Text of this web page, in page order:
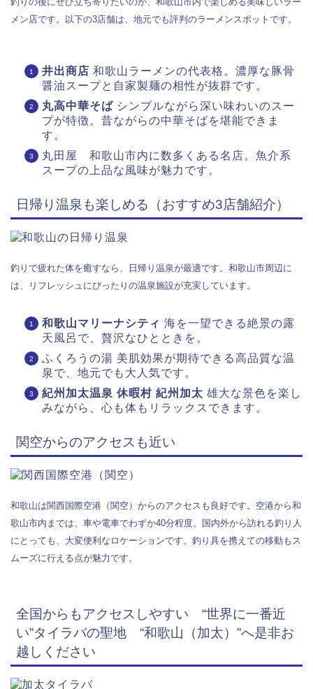
メン店です。以下の3店舗は、地元でも評判のラーメンスポットです。
井出商店 和歌山ラーメンの代表格。濃厚な豚骨
醤油スープと自家製麺の相性が抜群です。
丸高中華そば シンプルながら深い味わいのスー
プが特徴。昔ながらの中華そばを堪能できま
す。
丸田屋 和歌山市内に数多くある名店。魚介系
スープの上品な風味が魅力です。
日帰り温泉も楽しめる（おすすめ3店舗紹介）
釣りで疲れた体を癒すなら、日帰り温泉が最適です。和歌山市周辺に
は、リフレッシュにぴったりの温泉施設が充実しています。
和歌山マリーナシティ 海を一望できる絶景の露
天風呂で、贅沢なひとときを。
ふくろうの湯 美肌効果が期待できる高品質な温
泉で、地元でも大人気です。
紀州加太温泉 休暇村 紀州加太 雄大な景色を楽し
みながら、心も体もリラックスできます。
関空からのアクセスも近い
和歌山は関西国際空港（関空）からのアクセスも良好です。空港から和
歌山市内までは、車や電車でわずか40分程度。国内外から訪れる釣り人
にとっても、大変便利なロケーションです。釣り具を携えての移動もス
ムーズに行える点が魅力です。
全国からもアクセスしやすい “世界に一番近
い”タイラバの聖地 “和歌山（加太）”へ是非お
越しください